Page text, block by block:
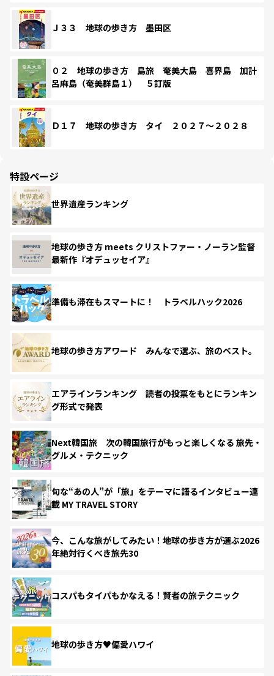
Ｊ３３ 地球の歩き方 墨田区
０２ 地球の歩き方 島旅 奄美大島 喜界島 加計
呂麻島（奄美群島１） ５訂版
Ｄ１７ 地球の歩き方 タイ ２０２７～２０２８
特設ページ
世界遺産ランキング
地球の歩き方 meets クリストファー・ノーラン監督
最新作『オデュッセイア』
準備も滞在もスマートに！ トラベルハック2026
地球の歩き方アワード みんなで選ぶ、旅のベスト。
エアラインランキング 読者の投票をもとにランキン
グ形式で発表
Next韓国旅 次の韓国旅行がもっと楽しくなる 旅先・
グルメ・テクニック
旬な“あの人”が「旅」をテーマに語るインタビュー連
載 MY TRAVEL STORY
今、こんな旅がしてみたい！地球の歩き方が選ぶ2026
年絶対行くべき旅先30
コスパもタイパもかなえる！賢者の旅テクニック
地球の歩き方♥偏愛ハワイ